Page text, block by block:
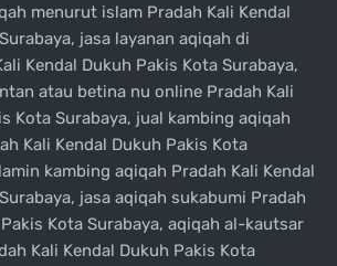
menurut islam Pradah Kali Kendal
jasa layanan aqiqah di
Kendal Dukuh Pakis Kota Surabaya,
atau betina nu online Pradah Kali
Kota Surabaya, jual kambing aqiqah
Kali Kendal Dukuh Pakis Kota
kambing aqiqah Pradah Kali Kendal
jasa aqiqah sukabumi Pradah
Kota Surabaya, aqiqah al-kautsar
Kali Kendal Dukuh Pakis Kota